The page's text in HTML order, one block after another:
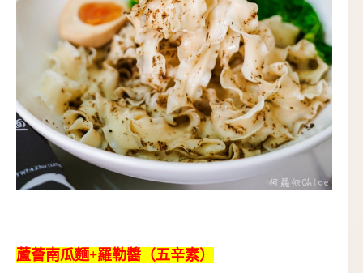
蘆薈南瓜麵+羅勒醬（五辛素）